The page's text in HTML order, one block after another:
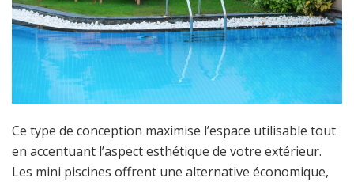
Ce type de conception maximise l’espace utilisable tout
en accentuant l’aspect esthétique de votre extérieur.
Les mini piscines offrent une alternative économique,